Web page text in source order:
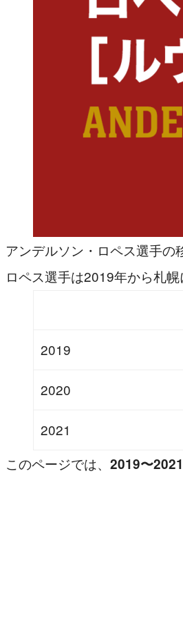
アンデルソン・ロペス選手の
ロペス選手は2019年から札
2019
2020
2021
このページでは、 2019〜